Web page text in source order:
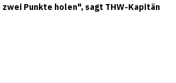
Punkte holen", sagt THW-Kapitän